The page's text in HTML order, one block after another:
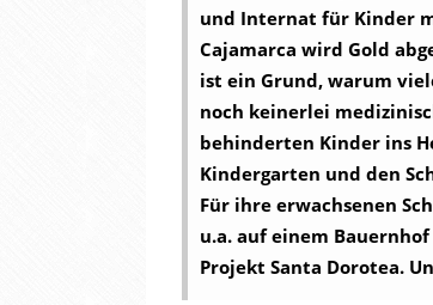
und Internat für Kinder
Cajamarca wird Gold
ist ein Grund, warum
noch keinerlei
behinderten Kinder ins
Kindergarten und den
Für ihre erwachsenen
u.a. auf einem
Projekt Santa Dorotea.